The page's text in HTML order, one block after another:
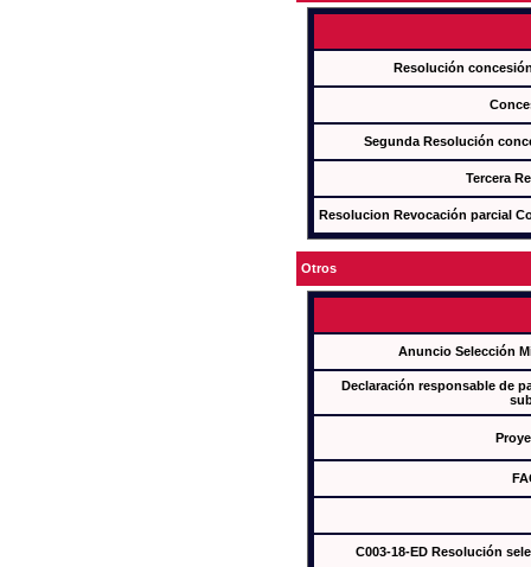
Resolución
Segunda Resolución
Tercera
Resolucion Revocación parcial
Otros
Anuncio Selección
Declaración responsable de
C003-18-ED Resolución